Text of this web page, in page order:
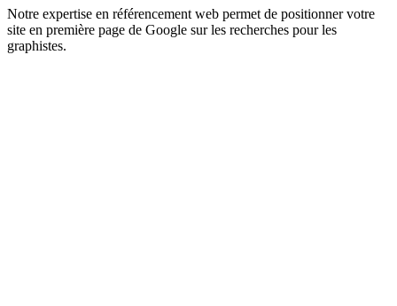
Notre expertise en référencement web permet de positionner votre
site en première page de Google sur les recherches pour les
graphistes.